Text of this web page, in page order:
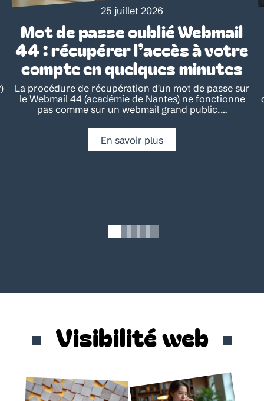
25 juillet 2026
Mot de passe oublié Webmail
44 : récupérer l’accès à votre
compte en quelques minutes
La procédure de récupération d'un mot de passe sur
le Webmail 44 (académie de Nantes) ne fonctionne
pas comme sur un webmail grand public.…
En savoir plus
Visibilité web